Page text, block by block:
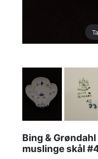
Bing &
muslinge skål